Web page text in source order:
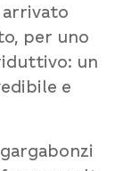
arrivato
per uno
un
e